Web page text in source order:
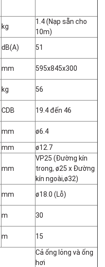
kg
1.4 (Nạp sẵn cho
10m)
dB(A) 51
mm 595x845x300
kg 56
CDB 19.4 đến 46
mm ø6.4
mm ø12.7
mm
VP25 (Đường kín
trong, ø25 x Đường
kín ngoài,ø32)
mm ø18.0 (Lỗ)
m 30
m 15
Cả ống lỏng và ống
hơi